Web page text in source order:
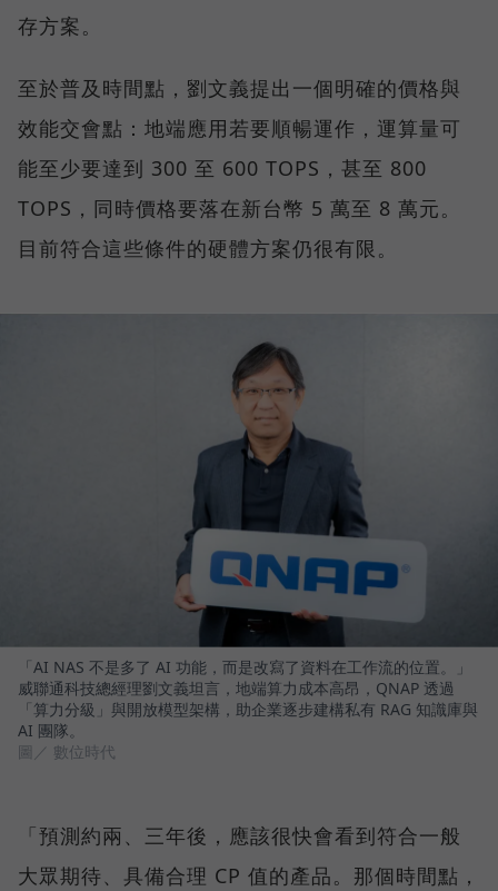
存方案。
至於普及時間點，劉文義提出一個明確的價格與
效能交會點：地端應用若要順暢運作，運算量可
能至少要達到 300 至 600 TOPS，甚至 800
TOPS，同時價格要落在新台幣 5 萬至 8 萬元。
目前符合這些條件的硬體方案仍很有限。
「AI NAS 不是多了 AI 功能，而是改寫了資料在工作流的位置。」
威聯通科技總經理劉文義坦言，地端算力成本高昂，QNAP 透過
「算力分級」與開放模型架構，助企業逐步建構私有 RAG 知識庫與
AI 團隊。
圖／ 數位時代
「預測約兩、三年後，應該很快會看到符合一般
大眾期待、具備合理 CP 值的產品。那個時間點，